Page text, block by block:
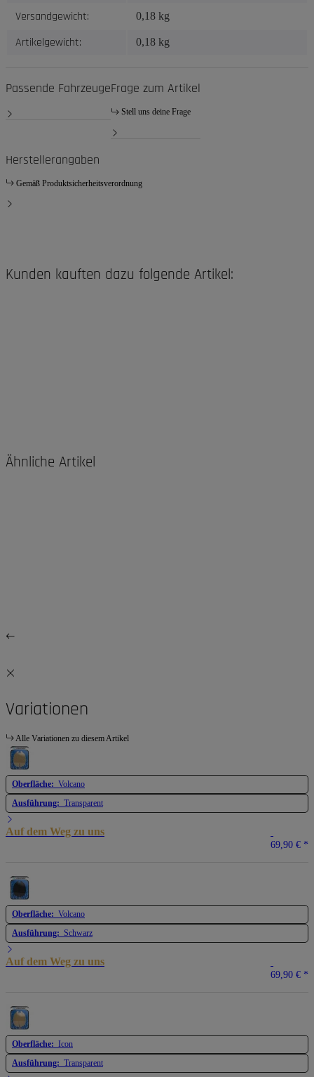
Versandgewicht: 0,18 kg
Artikelgewicht: 0,18 kg
Passende FahrzeugeFrage zum Artikel
Stell uns deine Frage
Herstellerangaben
Gemäß Produktsicherheitsverordnung
Kunden kauften dazu folgende Artikel:
Ähnliche Artikel
Variationen
Alle Variationen zu diesem Artikel
Oberfläche: Volcano
Ausführung: Transparent
Auf dem Weg zu uns
69,90 € *
Oberfläche: Volcano
Ausführung: Schwarz
Auf dem Weg zu uns
69,90 € *
Oberfläche: Icon
Ausführung: Transparent